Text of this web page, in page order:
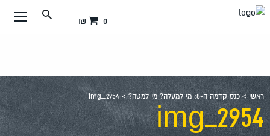
עבור
0 ₪
ראשי >כנס קדמה ה-8: מי למעלה? מי למטה? >
img_2954
img_2954